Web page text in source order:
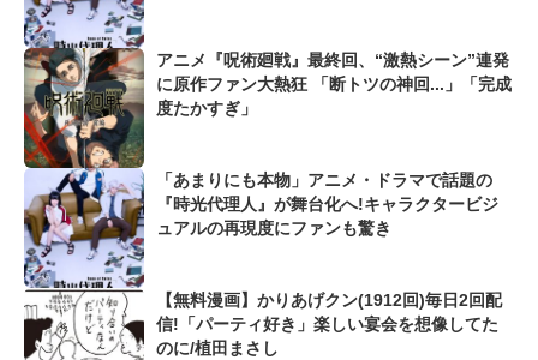
アニメ『呪術廻戦』最終回、“激熱シーン”連発
に原作ファン大熱狂 「断トツの神回...」「完成
度たかすぎ」
「あまりにも本物」アニメ・ドラマで話題の
『時光代理人』が舞台化へ!キャラクタービジ
ュアルの再現度にファンも驚き
【無料漫画】かりあげクン(1912回)毎日2回配
信!「パーティ好き」楽しい宴会を想像してた
のに/植田まさし